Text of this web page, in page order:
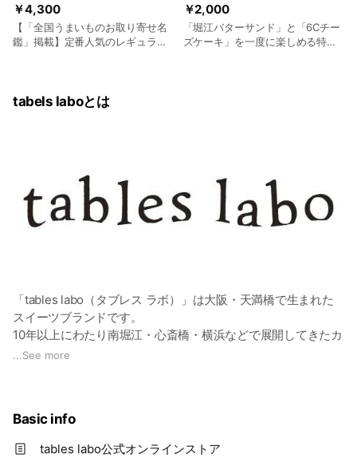
￥4,300
【「全国うまいものお取り寄せ名
鑑」掲載】定番人気のレギュラー
￥2,000
「堀江バターサンド」と「6Cチー
ズケーキ」を一度に楽しめる特別
tabels laboとは
「tables labo（タブレス ラボ）」は大阪・天満橋で生まれた
スイーツブランドです。
10年以上にわたり南堀江・心斎橋・横浜などで展開してきたカ
フェ「TABLES」のスイーツ作りを受け継ぎながら、より専門
実店舗「tables labo」とオンラインショップ「tables labo
ONLINE」は、全国のお客様に一貫した世界観でスイーツをお
届けします。
...See more
Basic info
tables labo公式オンラインストア